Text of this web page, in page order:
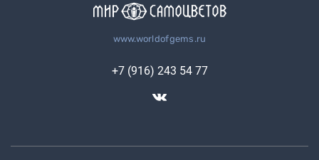
www.worldofgems.ru
+7 (916) 243 54 77